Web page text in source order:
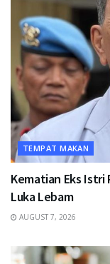
TEMPAT MAKAN
Kematian Eks Istri
Luka Lebam
AUGUST 7, 2026